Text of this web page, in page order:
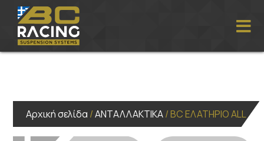
Αρχική σελίδα /ΑΝΤΑΛΛΑΚΤΙΚΑ/ BC ΕΛΑΤΗΡΙΟ ALL